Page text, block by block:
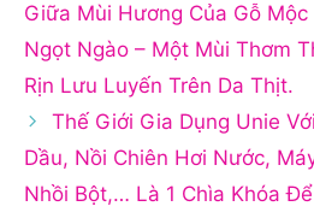
Giữa Mùi Hương Của Gỗ
Ngọt Ngào – Một Mùi Thơm
Rịn Lưu Luyến Trên Da Thịt.
Thế Giới Gia Dụng Unie
Dầu, Nồi Chiên Hơi Nước,
Nhồi Bột,… Là 1 Chìa Khóa